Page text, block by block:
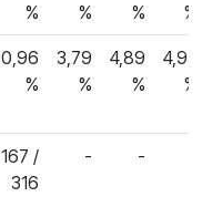
%
%
%
%
0,96
%
3,79
%
4,89
%
4,93
%
167 /
316
- -